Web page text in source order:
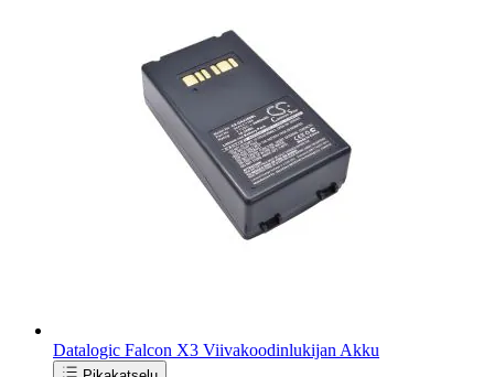
Datalogic Falcon X3 Viivakoodinlukijan Akku